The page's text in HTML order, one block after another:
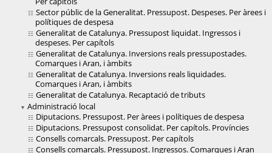
Sector públic de la Generalitat. Pressupost. Despeses. Per àrees i
polítiques de despesa
Generalitat de Catalunya. Pressupost liquidat. Ingressos i
despeses. Per capítols
Generalitat de Catalunya. Inversions reals pressupostades.
Comarques i Aran, i àmbits
Generalitat de Catalunya. Inversions reals liquidades.
Comarques i Aran, i àmbits
Generalitat de Catalunya. Recaptació de tributs
Administració local
Diputacions. Pressupost. Per àrees i polítiques de despesa
Diputacions. Pressupost consolidat. Per capítols. Províncies
Consells comarcals. Pressupost. Per capítols
Consells comarcals. Pressupost. Ingressos. Comarques i Aran